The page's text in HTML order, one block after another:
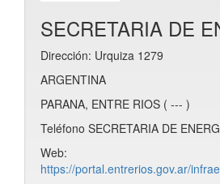
SECRETARIA DE
Dirección: Urquiza 1279
ARGENTINA
PARANA, ENTRE RIOS ( --- )
Teléfono SECRETARIA DE
Web:
https://portal.entrerios.gov.ar/